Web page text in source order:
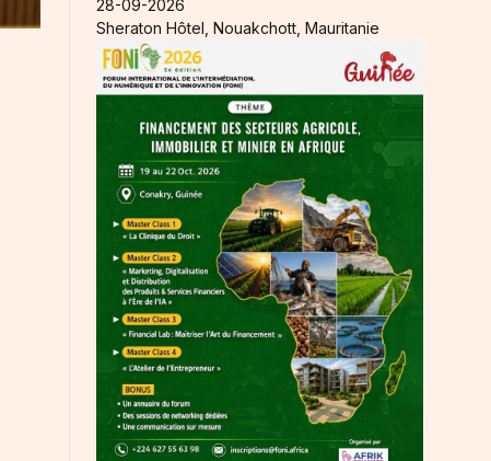
28-09-2026
Sheraton Hôtel, Nouakchott, Mauritanie